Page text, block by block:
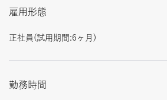
雇用形態
正社員(試用期間:6ヶ月)
勤務時間